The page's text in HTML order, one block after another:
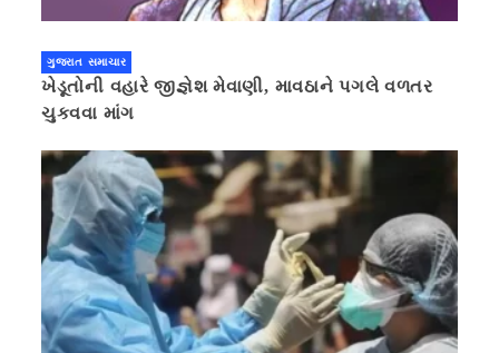
ગુજરાત સમાચાર
ખેડૂતોની વહારે જીજ્ઞેશ મેવાણી, માવઠાને પગલે વળતર
ચુકવવા માંગ